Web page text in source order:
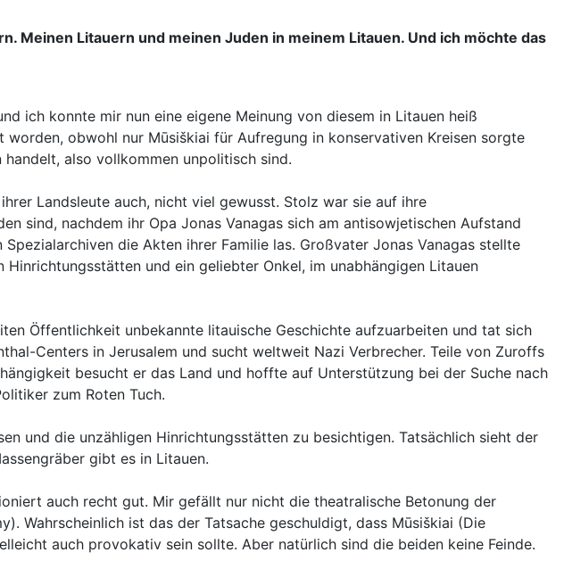
Meinen Litauern und meinen Juden in meinem Litauen. Und ich möchte das
ich konnte mir nun eine eigene Meinung von diesem in Litauen heiß
obwohl nur Mūsiškiai für Aufregung in konservativen Kreisen sorgte
also vollkommen unpolitisch sind.
Landsleute auch, nicht viel gewusst. Stolz war sie auf ihre
sind, nachdem ihr Opa Jonas Vanagas sich am antisowjetischen Aufstand
die Akten ihrer Familie las. Großvater Jonas Vanagas stellte
und ein geliebter Onkel, im unabhängigen Litauen
Öffentlichkeit unbekannte litauische Geschichte aufzuarbeiten und tat sich
Centers in Jerusalem und sucht weltweit Nazi Verbrecher. Teile von Zuroffs
besucht er das Land und hoffte auf Unterstützung bei der Suche nach
zum Roten Tuch.
und die unzähligen Hinrichtungsstätten zu besichtigen. Tatsächlich sieht der
gibt es in Litauen.
auch recht gut. Mir gefällt nur nicht die theatralische Betonung der
Wahrscheinlich ist das der Tatsache geschuldigt, dass Mūsiškiai (Die
auch provokativ sein sollte. Aber natürlich sind die beiden keine Feinde.